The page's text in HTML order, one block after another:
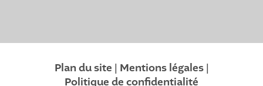
Plan du site | Mentions légales|
Politique de confidentialité